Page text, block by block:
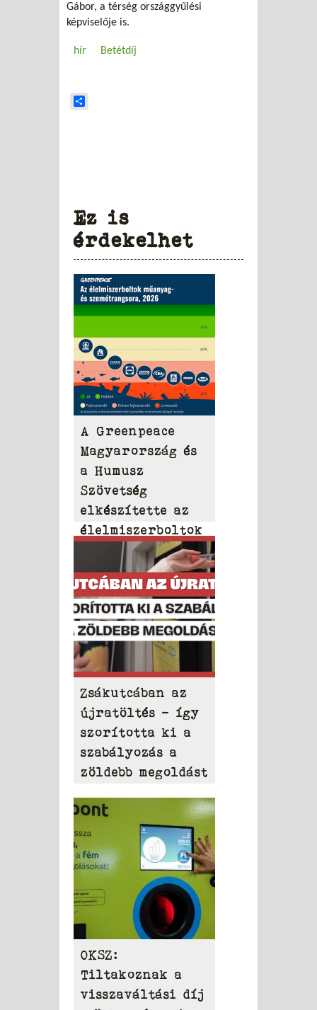
Gábor, a térség országgyűlési
képviselője is.
hír Betétdíj
Ez is
érdekelhet
A Greenpeace
Magyarország és
a Humusz
Szövetség
elkészítette az
élelmiszerboltok
2026-os műanyag-
és
szemétrangsorát
Zsákutcában az
újratöltés – így
szorította ki a
szabályozás a
zöldebb megoldást
OKSZ:
Tiltakoznak a
visszaváltási díj